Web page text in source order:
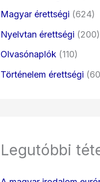
Magyar érettségi (624)
Nyelvtan érettségi (200)
Olvasónaplók (110)
Történelem érettségi
Legutóbbi